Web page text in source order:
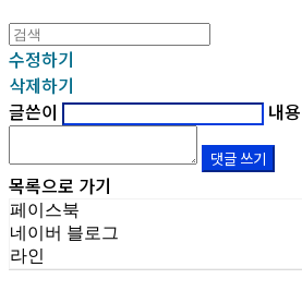
수정하기
삭제하기
글쓴이
내용
댓글 쓰기
목록으로 가기
페이스북
네이버 블로그
라인